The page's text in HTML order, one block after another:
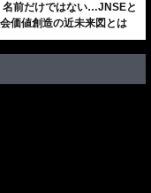
名前だけではない…JNSEと
価値創造の近未来図とは